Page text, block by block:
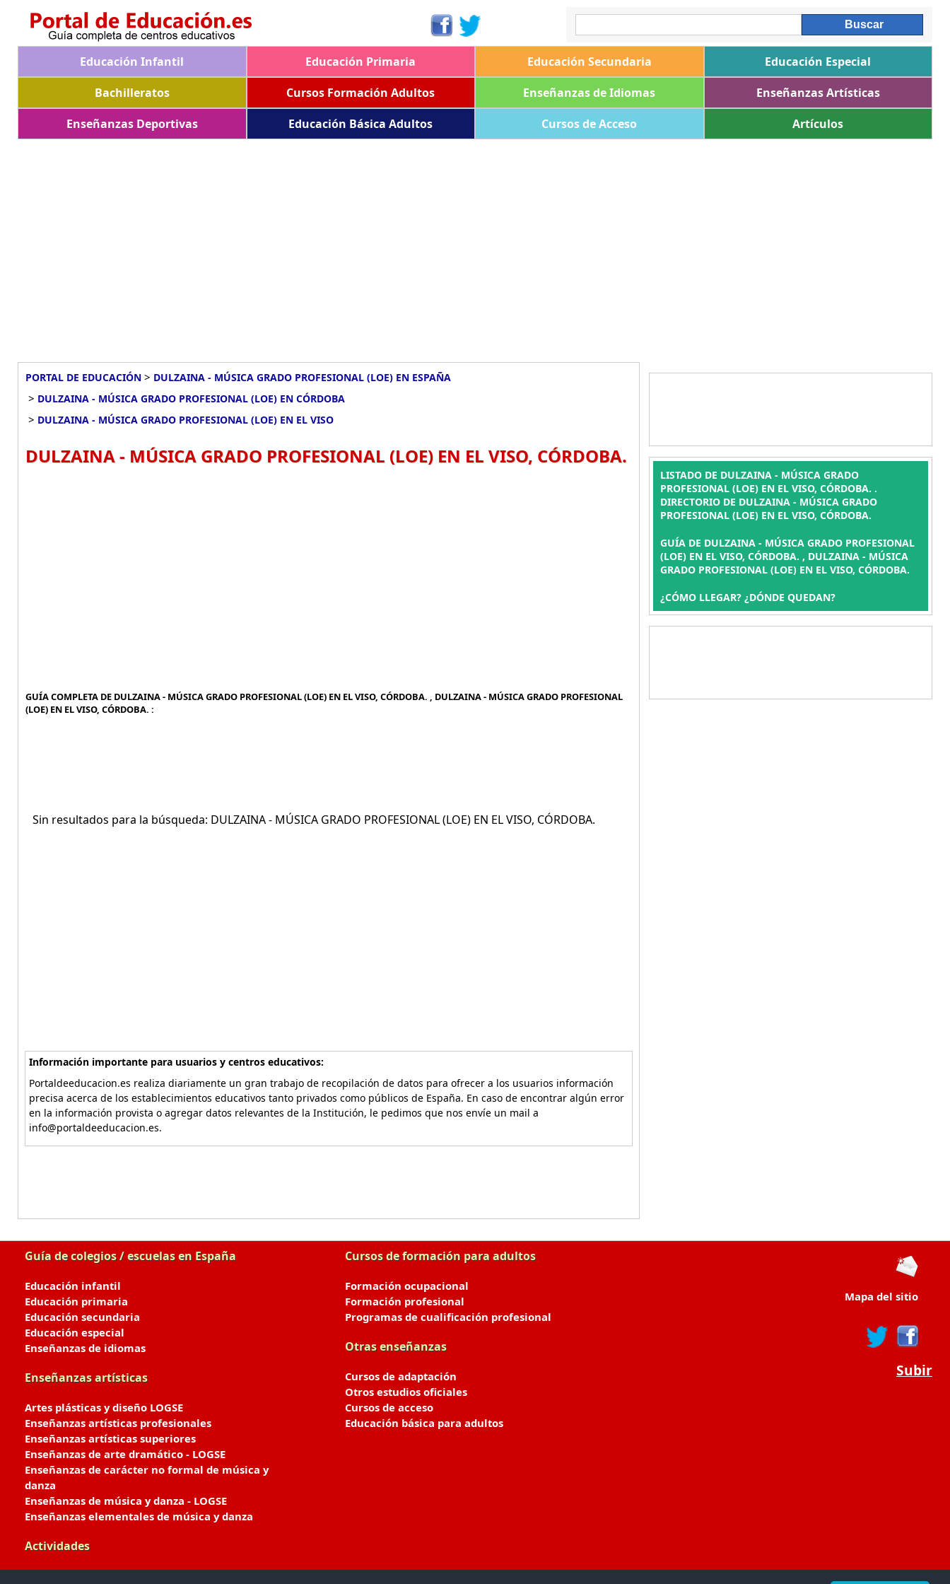
Educación Infantil Educación Primaria Educación Secundaria
Educación Especial
Bachilleratos
Cursos Formación Adultos Enseñanzas de Idiomas
Enseñanzas Artísticas
Enseñanzas Deportivas
Educación Básica Adultos Cursos de Acceso Artículos
PORTAL DE EDUCACIÓN > DULZAINA - MÚSICA GRADO PROFESIONAL (LOE) EN ESPAÑA
> DULZAINA - MÚSICA GRADO PROFESIONAL (LOE) EN CÓRDOBA
> DULZAINA - MÚSICA GRADO PROFESIONAL (LOE) EN EL VISO
DULZAINA - MÚSICA GRADO PROFESIONAL (LOE) EN EL VISO, CÓRDOBA.
GUÍA COMPLETA DE DULZAINA - MÚSICA GRADO PROFESIONAL (LOE) EN EL VISO, CÓRDOBA. , DULZAINA - MÚSICA GRADO PROFESIONAL
(LOE) EN EL VISO, CÓRDOBA. :
Sin resultados para la búsqueda: DULZAINA - MÚSICA GRADO PROFESIONAL (LOE) EN EL VISO, CÓRDOBA.
Información importante para usuarios y centros educativos:
Portaldeeducacion.es realiza diariamente un gran trabajo de recopilación de datos para ofrecer a los usuarios información
precisa acerca de los establecimientos educativos tanto privados como públicos de España. En caso de encontrar algún error
en la información provista o agregar datos relevantes de la Institución, le pedimos que nos envíe un mail a
info@portaldeeducacion.es.
LISTADO DE DULZAINA - MÚSICA GRADO
PROFESIONAL (LOE) EN EL VISO, CÓRDOBA. .
DIRECTORIO DE DULZAINA - MÚSICA GRADO
PROFESIONAL (LOE) EN EL VISO, CÓRDOBA.
GUÍA DE DULZAINA - MÚSICA GRADO PROFESIONAL
(LOE) EN EL VISO, CÓRDOBA. , DULZAINA - MÚSICA
GRADO PROFESIONAL (LOE) EN EL VISO, CÓRDOBA.
¿CÓMO LLEGAR? ¿DÓNDE QUEDAN?
Guía de colegios / escuelas en España
Educación infantil
Educación primaria
Educación secundaria
Educación especial
Enseñanzas de idiomas
Enseñanzas artísticas
Artes plásticas y diseño LOGSE
Enseñanzas artísticas profesionales
Enseñanzas artísticas superiores
Enseñanzas de arte dramático - LOGSE
Enseñanzas de carácter no formal de música y
danza
Enseñanzas de música y danza - LOGSE
Enseñanzas elementales de música y danza
Actividades
Cursos de formación para adultos
Formación ocupacional
Formación profesional
Programas de cualificación profesional
Otras enseñanzas
Cursos de adaptación
Otros estudios oficiales
Cursos de acceso
Educación básica para adultos
Mapa del sitio
Subir